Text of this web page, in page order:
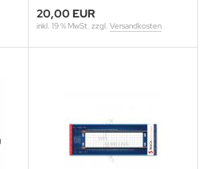
20,00 EUR
inkl. 19 % MwSt. zzgl. Versandkosten